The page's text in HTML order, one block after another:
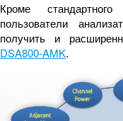
Кроме
пользователи
получить и
DSA800-AMK.